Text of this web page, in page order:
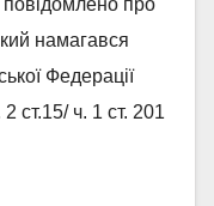
повідомлено про
намагався
Федерації
ст.15/ ч. 1 ст. 201